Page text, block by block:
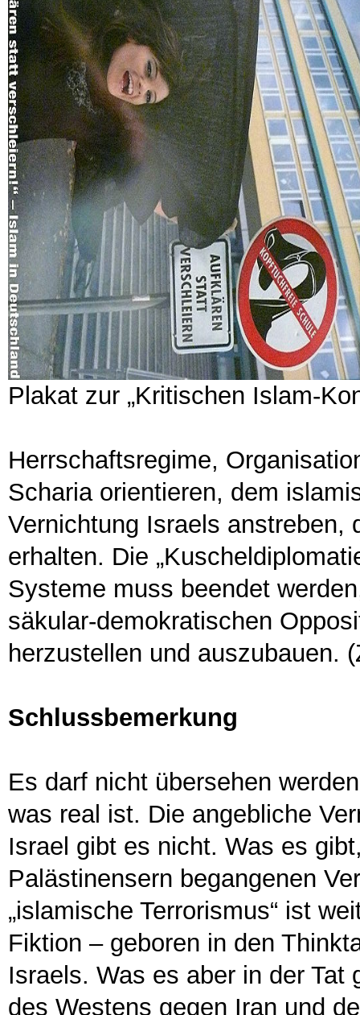
Plakat zur „Kritischen Islam-
Herrschaftsregime,
Scharia orientieren, dem
Vernichtung Israels anstreben,
erhalten. Die
Systeme muss beendet
säkular-demokratischen
herzustellen und auszubauen.
Schlussbemerkung
Es darf nicht übersehen
was real ist. Die angebliche
Israel gibt es nicht. Was es
Palästinensern begangenen
„islamische Terrorismus“ ist
Fiktion – geboren in den
Israels. Was es aber in der
des Westens gegen Iran und